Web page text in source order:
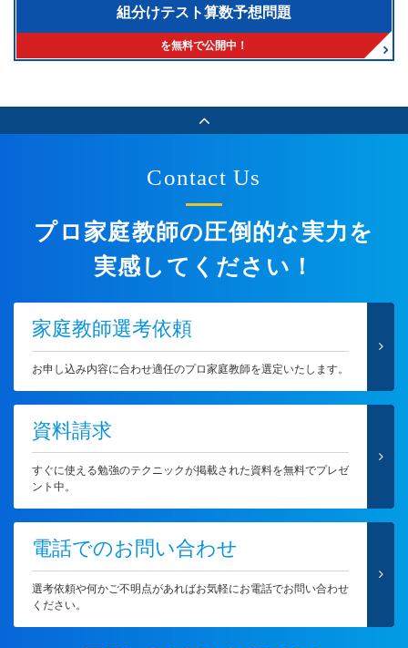
組分けテスト算数予想問題
を無料で公開中！
Contact Us
プロ家庭教師の圧倒的な実力を
実感してください！
家庭教師選考依頼
お申し込み内容に合わせ適任のプロ家庭教師を選定いたします。
資料請求
すぐに使える勉強のテクニックが掲載された資料を無料でプレゼ
ント中。
電話でのお問い合わせ
選考依頼や何かご不明点があればお気軽にお電話でお問い合わせ
ください。